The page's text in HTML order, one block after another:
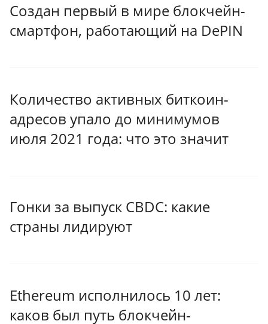
Создан первый в мире блокчейн-
смартфон, работающий на DePIN
Количество активных биткоин-
адресов упало до минимумов
июля 2021 года: что это значит
Гонки за выпуск CBDC: какие
страны лидируют
Ethereum исполнилось 10 лет:
каков был путь блокчейн-